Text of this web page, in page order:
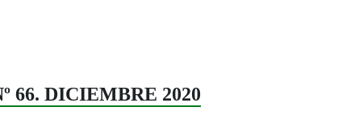
66. DICIEMBRE 2020